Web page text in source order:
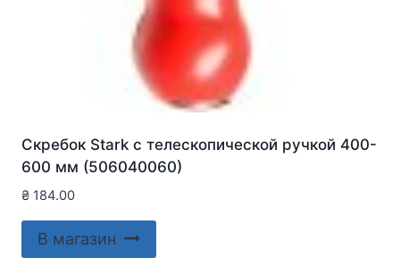
Скребок Stark с телескопической ручкой 400-
600 мм (506040060)
₴ 184.00
В магазин